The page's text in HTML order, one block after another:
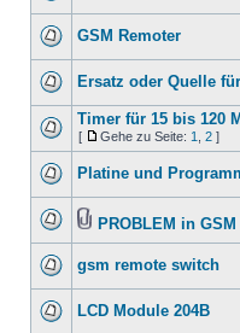
GSM Remoter
Ersatz oder Quelle
Timer für 15 bis 120
[ Gehe zu Seite: 1 2 ]
Platine und
PROBLEM in
gsm remote switch
LCD Module 204B